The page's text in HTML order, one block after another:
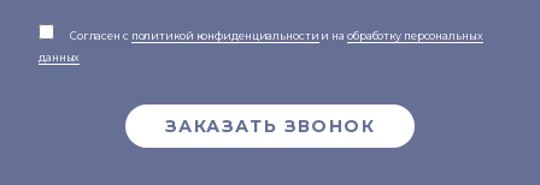
Согласен с политикой конфиденциальности и на обработку персональных
данных
ЗАКАЗАТЬ ЗВОНОК